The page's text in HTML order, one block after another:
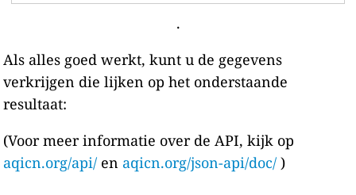
.
Als alles goed werkt, kunt u de gegevens
verkrijgen die lijken op het onderstaande
resultaat:
(Voor meer informatie over de API, kijk op
aqicn.org/api/ en aqicn.org/json-api/doc/ )